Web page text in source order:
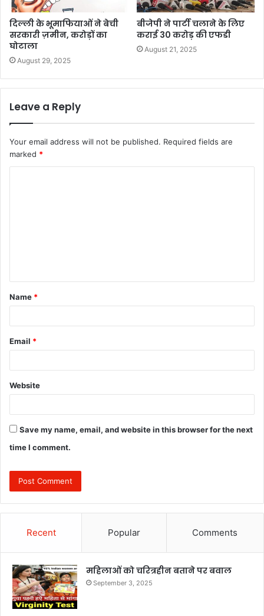
दिल्ली के भूमाफियाओं ने बेची
सरकारी ज़मीन, करोड़ों का
घोटाला
August 29, 2025
बीजेपी ने पार्टी चलाने के लिए
कराई 30 करोड़ की एफडी
August 21, 2025
Leave a Reply
Your email address will not be published. Required fields are
marked *
t
*
Name *
Email *
Website
Save my name, email, and website in this browser for the next
time I comment.
Recent Popular Comments
महिलाओं को चरित्रहीन बताने पर बवाल
September 3, 2025